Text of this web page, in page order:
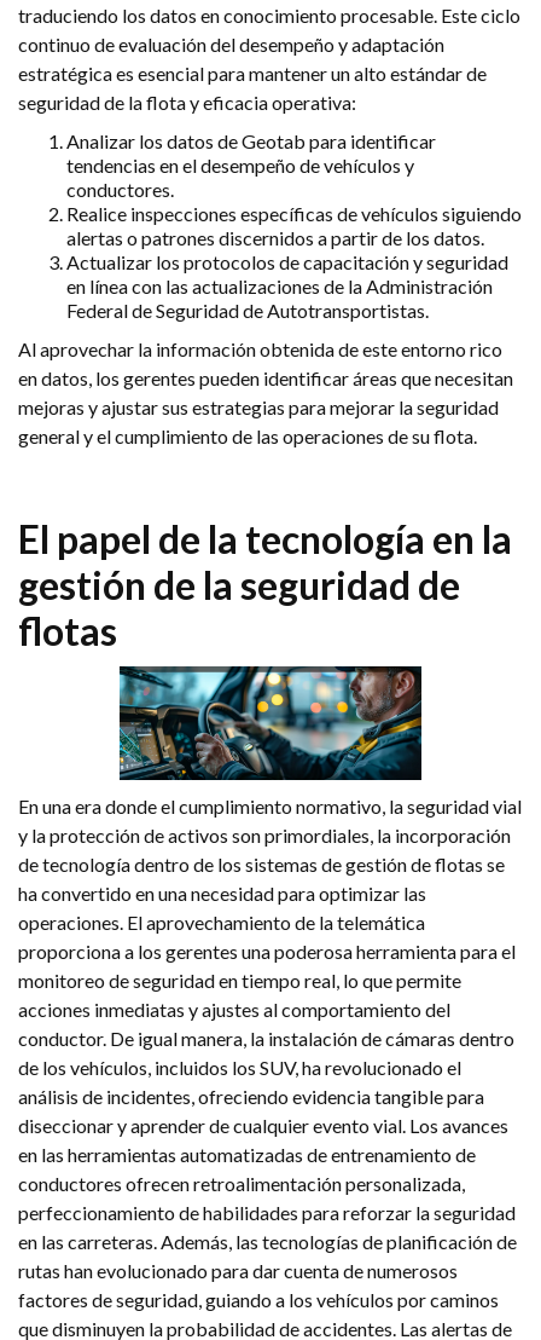
traduciendo los datos en conocimiento procesable. Este ciclo
continuo de evaluación del desempeño y adaptación
estratégica es esencial para mantener un alto estándar de
seguridad de la flota y eficacia operativa:
Analizar los datos de Geotab para identificar
tendencias en el desempeño de vehículos y
conductores.
Realice inspecciones específicas de vehículos siguiendo
alertas o patrones discernidos a partir de los datos.
Actualizar los protocolos de capacitación y seguridad
en línea con las actualizaciones de la Administración
Federal de Seguridad de Autotransportistas.
Al aprovechar la información obtenida de este entorno rico
en datos, los gerentes pueden identificar áreas que necesitan
mejoras y ajustar sus estrategias para mejorar la seguridad
general y el cumplimiento de las operaciones de su flota.
El papel de la tecnología en la
gestión de la seguridad de
flotas
En una era donde el cumplimiento normativo, la seguridad vial
y la protección de activos son primordiales, la incorporación
de tecnología dentro de los sistemas de gestión de flotas se
ha convertido en una necesidad para optimizar las
operaciones. El aprovechamiento de la telemática
proporciona a los gerentes una poderosa herramienta para el
monitoreo de seguridad en tiempo real, lo que permite
acciones inmediatas y ajustes al comportamiento del
conductor. De igual manera, la instalación de cámaras dentro
de los vehículos, incluidos los SUV, ha revolucionado el
análisis de incidentes, ofreciendo evidencia tangible para
diseccionar y aprender de cualquier evento vial. Los avances
en las herramientas automatizadas de entrenamiento de
conductores ofrecen retroalimentación personalizada,
perfeccionamiento de habilidades para reforzar la seguridad
en las carreteras. Además, las tecnologías de planificación de
rutas han evolucionado para dar cuenta de numerosos
factores de seguridad, guiando a los vehículos por caminos
que disminuyen la probabilidad de accidentes. Las alertas de